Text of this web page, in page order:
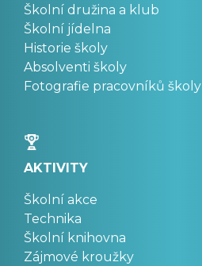
Školní družina a klub
Školní jídelna
Historie školy
Absolventi školy
Fotografie pracovníků školy
AKTIVITY
Školní akce
Technika
Školní knihovna
Zájmové kroužky